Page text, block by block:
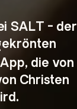
SALT - der
die von
Christen